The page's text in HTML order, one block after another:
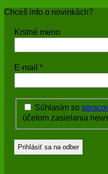
Chceš info o novinkách?
Krstné meno
E-mail *
Súhlasím so
účelom zasielania